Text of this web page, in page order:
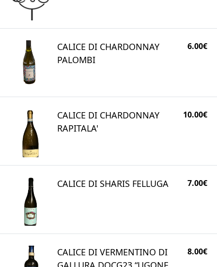
CALICE DI CHARDONNAY
PALOMBI
6.00€
CALICE DI CHARDONNAY
RAPITALA'
10.00€
CALICE DI SHARIS FELLUGA 7.00€
CALICE DI VERMENTINO DI
8.00€